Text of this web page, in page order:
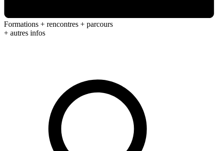
Formations + rencontres + parcours
+ autres infos